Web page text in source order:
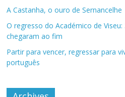
A Castanha, o ouro de Sernancelhe
O regresso do Académico de
chegaram ao fim
Partir para vencer, regressar para
português